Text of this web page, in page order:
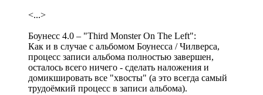
<...>
Боунесс 4.0 – "Third Monster On The Left":
Как и в случае с альбомом Боунесса / Чилверса,
процесс записи альбома полностью завершен,
осталось всего ничего - сделать наложения и
домикшировать все "хвосты" (а это всегда самый
трудоёмкий процесс в записи альбома).